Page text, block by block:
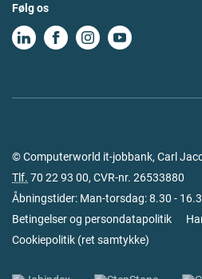
Følg os
© Computerworld it-jobbank, Carl
Tlf. 70 22 93 00, CVR-nr. 26533880
Åbningstider: Man-torsdag: 8.30 -
Betingelser og persondatapolitik
Cookiepolitik (ret samtykke)